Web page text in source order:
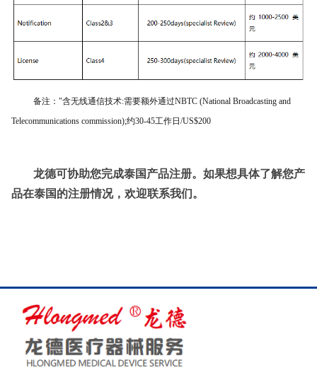
备注："含无线通信技术:需要额外通过NBTC (National Broadcasting and
Telecommunications commission);约30-45工作日/US$200
龙德可协助您完成泰国产品注册。如果想具体了解您产
品在泰国的注册情况，欢迎联系我们。